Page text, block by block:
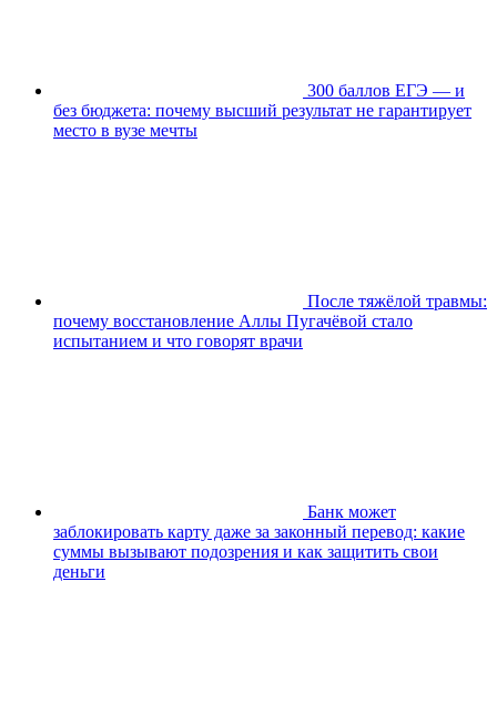
300 баллов ЕГЭ — и
без бюджета: почему высший результат не гарантирует
место в вузе мечты
После тяжёлой травмы:
почему восстановление Аллы Пугачёвой стало
испытанием и что говорят врачи
Банк может
заблокировать карту даже за законный перевод: какие
суммы вызывают подозрения и как защитить свои
деньги